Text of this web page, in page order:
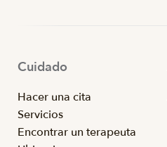
Cuidado
Hacer una cita
Servicios
Encontrar un terapeuta